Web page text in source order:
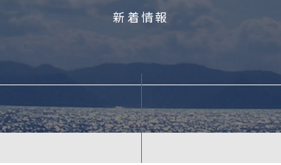
新着情報